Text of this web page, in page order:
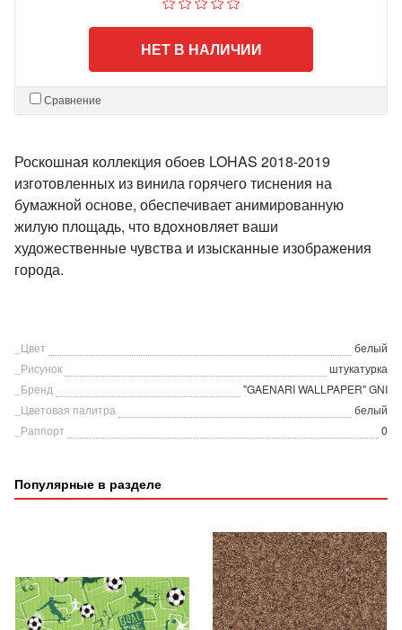
НЕТ В НАЛИЧИИ
Сравнение
Роскошная коллекция обоев LOHAS 2018-2019
изготовленных из винила горячего тиснения на
бумажной основе, обеспечивает анимированную
жилую площадь, что вдохновляет ваши
художественные чувства и изысканные изображения
города.
_Цвет
белый
_Рисунок
штукатурка
_Бренд
"GAENARI WALLPAPER" GNI
_Цветовая палитра
белый
_Раппорт
0
Популярные в разделе